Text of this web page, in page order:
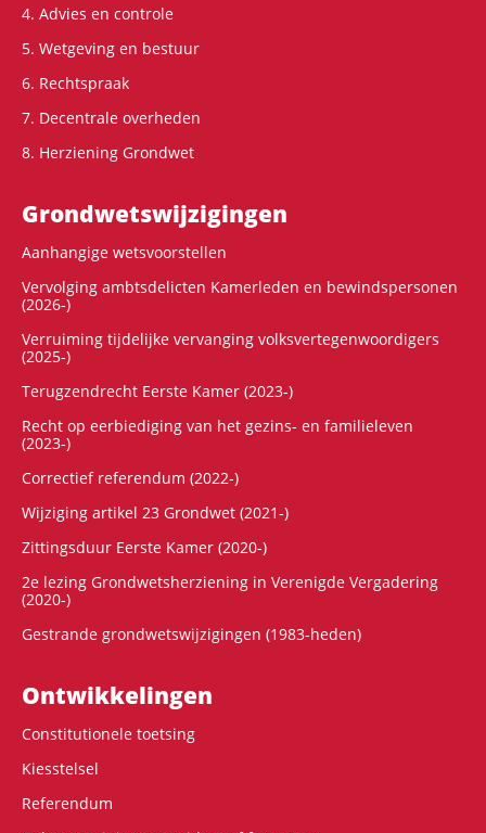
4. Advies en controle
5. Wetgeving en bestuur
6. Rechtspraak
7. Decentrale overheden
8. Herziening Grondwet
Grondwets­wijzigingen
Aanhangige wetsvoorstellen
Vervolging ambtsdelicten Kamerleden en bewindspersonen
(2026-)
Verruiming tijdelijke vervanging volksvertegenwoordigers
(2025-)
Terugzendrecht Eerste Kamer (2023-)
Recht op eerbiediging van het gezins- en familieleven
(2023-)
Correctief referendum (2022-)
Wijziging artikel 23 Grondwet (2021-)
Zittingsduur Eerste Kamer (2020-)
2e lezing Grondwetsherziening in Verenigde Vergadering
(2020-)
Gestrande grondwetswijzigingen (1983-heden)
Ontwikke­lingen
Constitutionele toetsing
Kiesstelsel
Referendum